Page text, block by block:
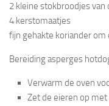
2 kleine stokbroodjes van
4 kerstomaatjes
fijn gehakte koriander
Bereiding asperges
Verwarm de oven
Zet de eieren op